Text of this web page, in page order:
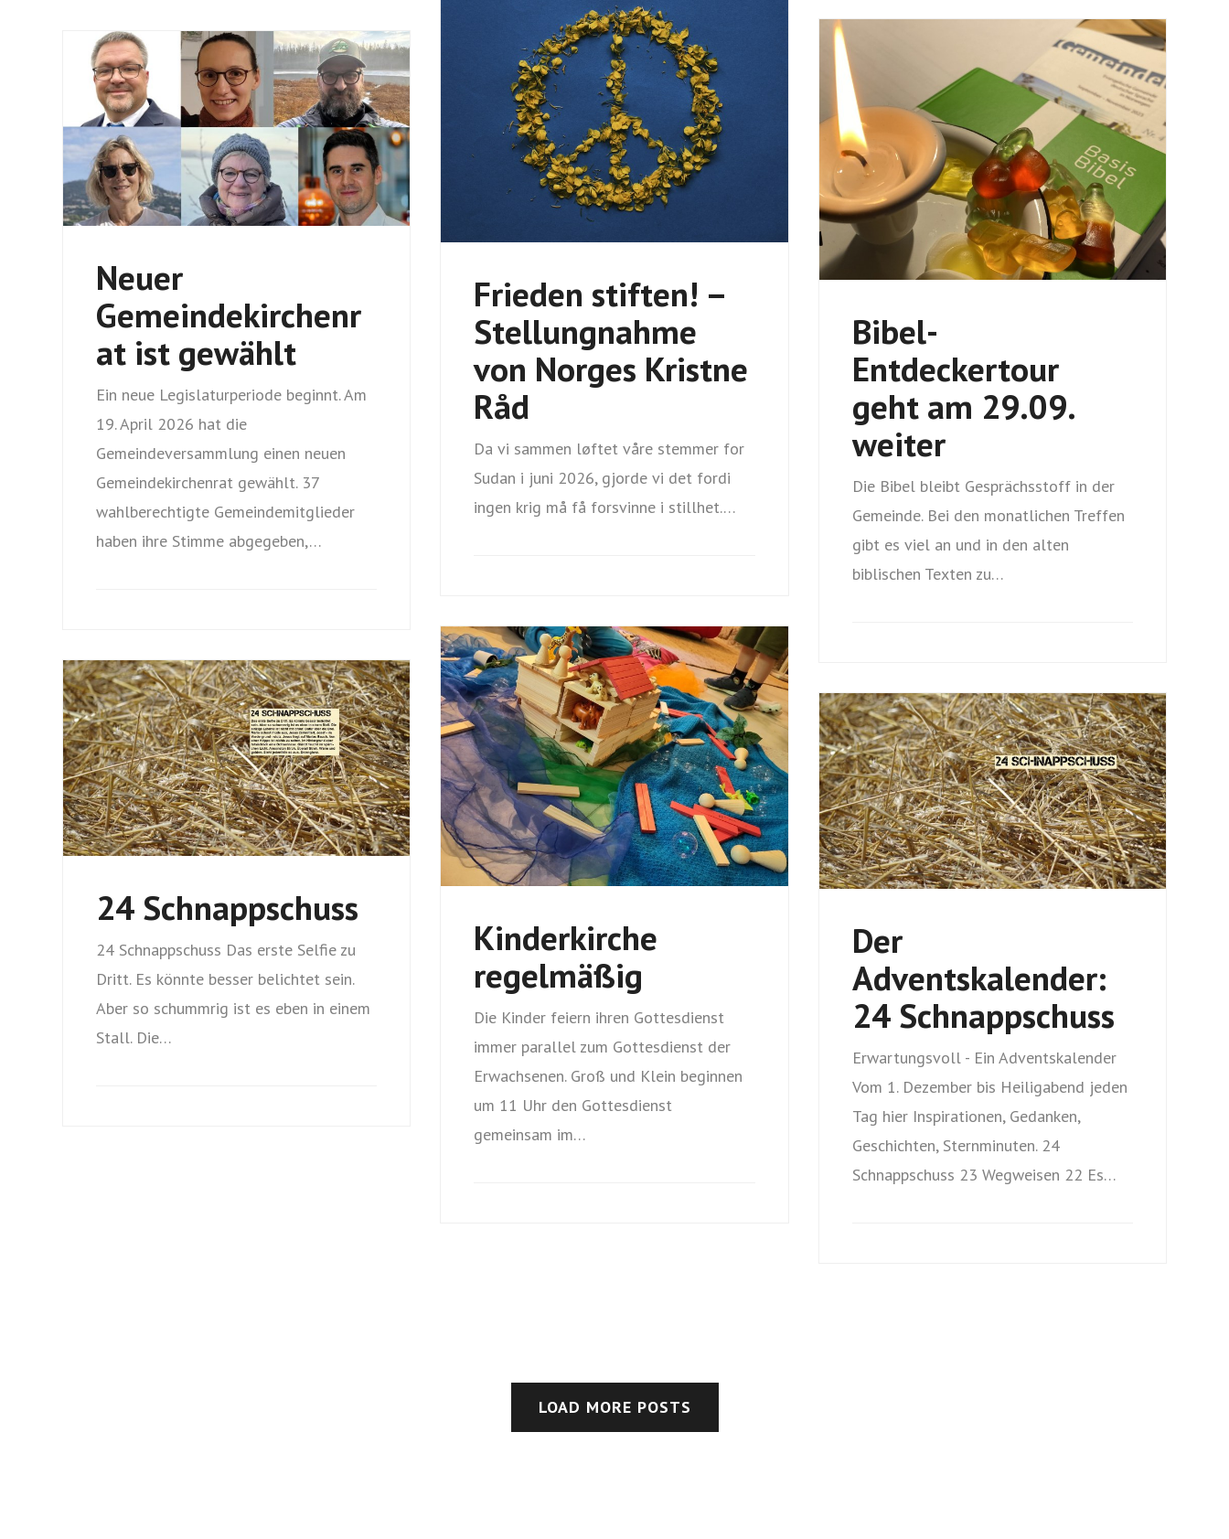
Frieden stiften! –
Stellungnahme
von Norges Kristne
Råd
Da vi sammen løftet våre stemmer for
Sudan i juni 2026, gjorde vi det fordi
ingen krig må få forsvinne i stillhet.…
Bibel-
Entdeckertour
geht am 29.09.
weiter
Die Bibel bleibt Gesprächsstoff in der
Gemeinde. Bei den monatlichen Treffen
gibt es viel an und in den alten
biblischen Texten zu…
Neuer
Gemeindekirchenr
at ist gewählt
Ein neue Legislaturperiode beginnt. Am
19. April 2026 hat die
Gemeindeversammlung einen neuen
Gemeindekirchenrat gewählt. 37
wahlberechtigte Gemeindemitglieder
haben ihre Stimme abgegeben,…
Kinderkirche
regelmäßig
Die Kinder feiern ihren Gottesdienst
immer parallel zum Gottesdienst der
Erwachsenen. Groß und Klein beginnen
um 11 Uhr den Gottesdienst
gemeinsam im…
24 Schnappschuss
24 Schnappschuss Das erste Selfie zu
Dritt. Es könnte besser belichtet sein.
Aber so schummrig ist es eben in einem
Stall. Die…
Der
Adventskalender:
24 Schnappschuss
Erwartungsvoll - Ein Adventskalender
Vom 1. Dezember bis Heiligabend jeden
Tag hier Inspirationen, Gedanken,
Geschichten, Sternminuten. 24
Schnappschuss 23 Wegweisen 22 Es…
LOAD MORE POSTS